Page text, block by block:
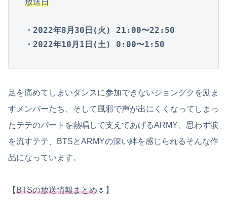
・2022年8月30日(火) 21:00〜22:50
・2022年10月1日(土) 0:00〜1:50
足を痛めてしまいダンスに参加できないジョングクを励ま
すメンバーたち、そして風邪で声が出にくくなってしまっ
たテテのパートを熱唱して支えてあげるARMY、思わず涙
を流すテテ、BTSとARMYの深い絆を感じられるそんな作
品になっています。
【BTSの放送情報まとめ🌷】